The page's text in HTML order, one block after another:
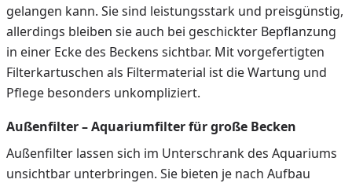
gelangen kann. Sie sind leistungsstark und preisgünstig,
allerdings bleiben sie auch bei geschickter Bepflanzung
in einer Ecke des Beckens sichtbar. Mit vorgefertigten
Filterkartuschen als Filtermaterial ist die Wartung und
Pflege besonders unkompliziert.
Außenfilter – Aquariumfilter für große Becken
Außenfilter lassen sich im Unterschrank des Aquariums
unsichtbar unterbringen. Sie bieten je nach Aufbau